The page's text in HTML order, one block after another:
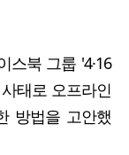
스북 그룹 '4·16
태로 오프라인
방법을 고안했